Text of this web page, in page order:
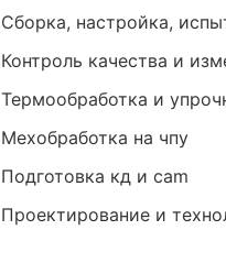
Сборка, настройка,
Контроль качества и
Термообработка и
Мехобработка на чпу
Подготовка кд и cam
Проектирование и